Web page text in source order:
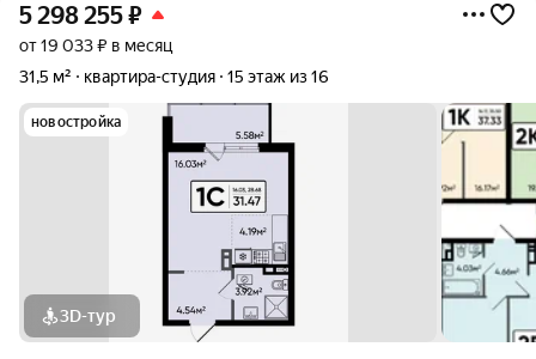
5 298 255₽
от 19 033 ₽ в месяц
31,5 м²
квартира-студия 15 этаж из 16
новостройка
3D-тур